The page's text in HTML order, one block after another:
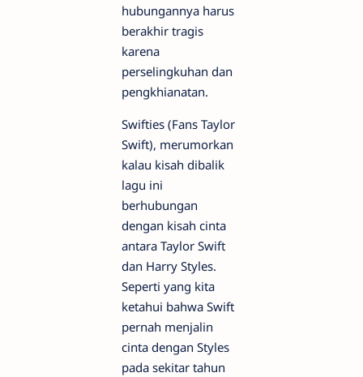
hubungannya harus
berakhir tragis
karena
perselingkuhan dan
pengkhianatan.
Swifties (Fans Taylor
Swift), merumorkan
kalau kisah dibalik
lagu ini
berhubungan
dengan kisah cinta
antara Taylor Swift
dan Harry Styles.
Seperti yang kita
ketahui bahwa Swift
pernah menjalin
cinta dengan Styles
pada sekitar tahun